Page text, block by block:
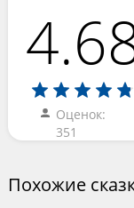
Оценок:
351
Похожие